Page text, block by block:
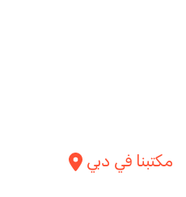
مكتبنا في دبي